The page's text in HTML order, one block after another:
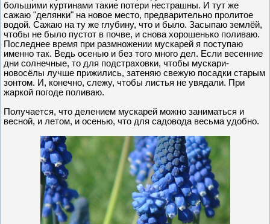
большими куртинами такие потери нестрашны. И тут же
сажаю "делянки" на новое место, предварительно пролитое
водой. Сажаю на ту же глубину, что и было. Засыпаю землёй,
чтобы не было пустот в почве, и снова хорошенько поливаю.
Последнее время при размножении мускарей я поступаю
именно так. Ведь осенью и без того много дел. Если весенние
дни солнечные, то для подстраховки, чтобы мускари-
новосёлы лучше прижились, затеняю свежую посадки старым
зонтом. И, конечно, слежу, чтобы листья не увядали. При
жаркой погоде поливаю.
Получается, что делением мускарей можно заниматься и
весной, и летом, и осенью, что для садовода весьма удобно.